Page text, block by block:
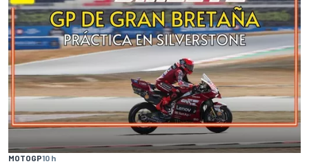
MOTOGP10 h